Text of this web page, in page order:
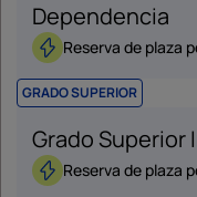
Dependencia
Reserva de plaza
GRADO SUPERIOR
Grado Superior
Reserva de plaza